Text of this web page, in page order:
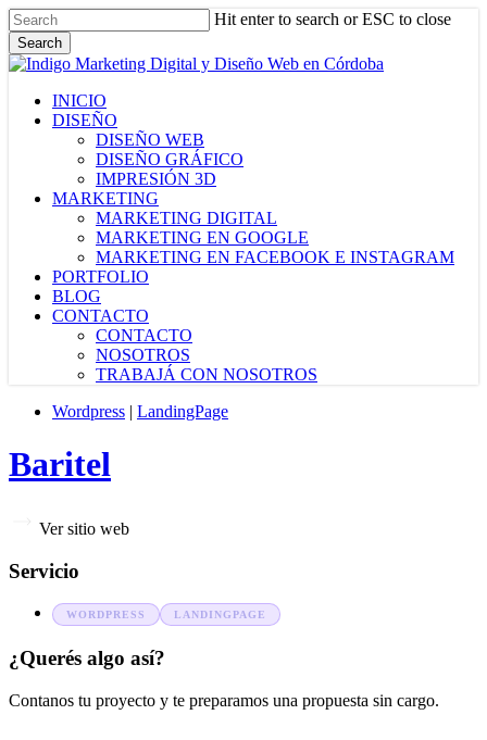
Skip
to
main
content
Hit enter to search or ESC to close
Search
Close
Menu
INICIO
DISEÑO
DISEÑO WEB
DISEÑO GRÁFICO
IMPRESIÓN 3D
MARKETING
MARKETING DIGITAL
MARKETING EN GOOGLE
MARKETING EN FACEBOOK E INSTAGRAM
PORTFOLIO
BLOG
CONTACTO
CONTACTO
NOSOTROS
TRABAJÁ CON NOSOTROS
Wordpress | LandingPage
Baritel
Ver sitio web
Servicio
WORDPRESS LANDINGPAGE
¿Querés algo así?
Contanos tu proyecto y te preparamos una propuesta sin cargo.